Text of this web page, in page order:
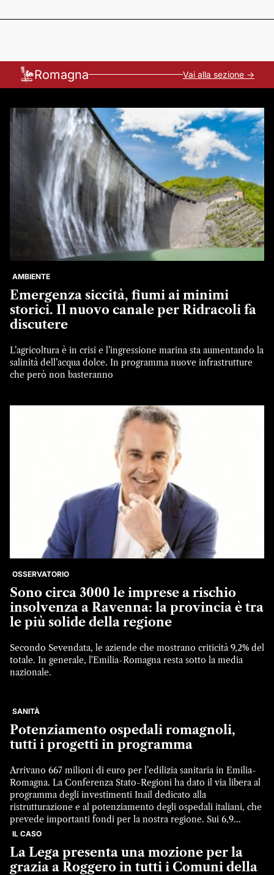
Romagna Vai alla sezione ->
AMBIENTE
Emergenza siccità, fiumi ai minimi
storici. Il nuovo canale per Ridracoli fa
discutere
L’agricoltura è in crisi e l’ingressione marina sta aumentando la
salinità dell’acqua dolce. In programma nuove infrastrutture
che però non basteranno
OSSERVATORIO
Sono circa 3000 le imprese a rischio
insolvenza a Ravenna: la provincia è tra
le più solide della regione
Secondo Sevendata, le aziende che mostrano criticità 9,2% del
totale. In generale, l'Emilia-Romagna resta sotto la media
nazionale.
SANITÀ
Potenziamento ospedali romagnoli,
tutti i progetti in programma
Arrivano 667 milioni di euro per l’edilizia sanitaria in Emilia-
Romagna. La Conferenza Stato-Regioni ha dato il via libera al
programma degli investimenti Inail dedicato alla
ristrutturazione e al potenziamento degli ospedali italiani, che
prevede importanti fondi per la nostra regione. Sui 6,9
miliardi totali, quasi il 10% andrà alle strutture sanitarie
IL CASO
La Lega presenta una mozione per la
grazia a Roggero in tutti i Comuni della